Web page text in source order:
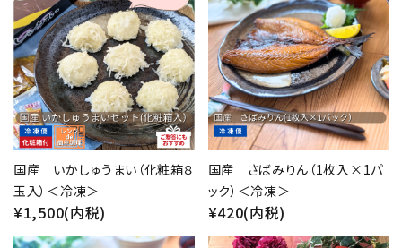
国産 いかしゅうまい（化粧箱８
玉入）＜冷凍＞
¥1,500(内税)
国産 さばみりん（1枚入×1パ
ック）＜冷凍＞
¥420(内税)